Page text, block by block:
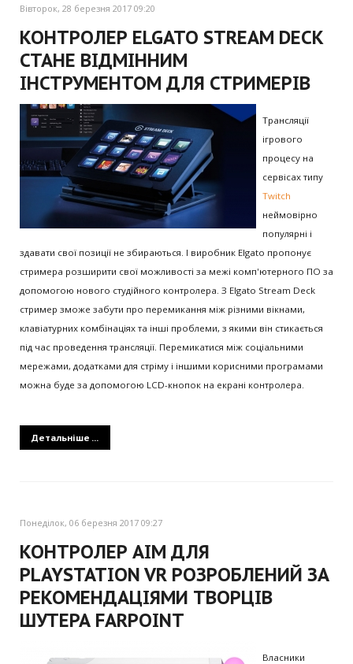
Вівторок, 28 березня 2017 09:20
КОНТРОЛЕР ELGATO STREAM DECK
СТАНЕ ВІДМІННИМ
ІНСТРУМЕНТОМ ДЛЯ СТРИМЕРІВ
Трансляції
ігрового
процесу на
сервісах типу
Twitch
неймовірно
популярні і
здавати свої позиції не збираються. І виробник Elgato пропонує
стримера розширити свої можливості за межі комп'ютерного ПО за
допомогою нового студійного контролера. З Elgato Stream Deck
стример зможе забути про перемикання між різними вікнами,
клавіатурних комбінаціях та інші проблеми, з якими він стикається
під час проведення трансляції. Перемикатися між соціальними
мережами, додатками для стріму і іншими корисними програмами
можна буде за допомогою LCD-кнопок на екрані контролера.
Детальніше ...
Понеділок, 06 березня 2017 09:27
КОНТРОЛЕР AIM ДЛЯ
PLAYSTATION VR РОЗРОБЛЕНИЙ ЗА
РЕКОМЕНДАЦІЯМИ ТВОРЦІВ
ШУТЕРА FARPOINT
Власники